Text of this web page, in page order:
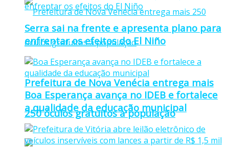
Prefeitura de Nova Venécia entrega mais
250 óculos gratuitos à população
Serra sai na frente e apresenta plano para
enfrentar os efeitos do El Niño
Boa Esperança avança no IDEB e fortalece
a qualidade da educação municipal